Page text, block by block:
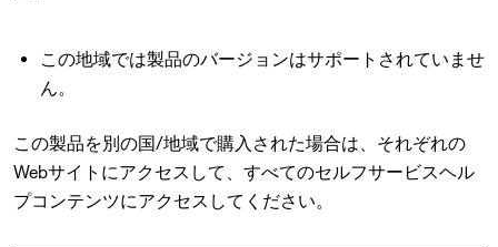
この地域では製品のバージョンはサポートされていませ
ん。
この製品を別の国/地域で購入された場合は、それぞれの
Webサイトにアクセスして、すべてのセルフサービスヘル
プコンテンツにアクセスしてください。